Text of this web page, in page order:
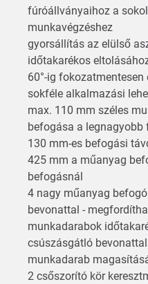
fúróállványaihoz a
munkavégzéshez
gyorsállítás az elülső
időtakarékos
60°-ig
sokféle alkalmazási
max. 110 mm széles
befogása a legnagyobb
130 mm-es befogási
425 mm a műanyag
befogásnál
4 nagy műanyag
bevonattal -
munkadarabok
csúszásgátló
munkadarab
2 csőszorító kör